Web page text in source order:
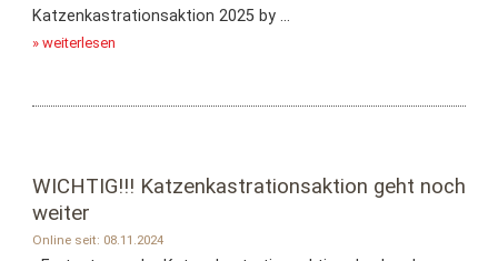
Katzenkastrationsaktion 2025 by ...
» weiterlesen
WICHTIG!!! Katzenkastrationsaktion geht noch
weiter
Online seit: 08.11.2024